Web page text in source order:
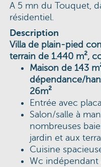
A 5 mn du Touquet,
résidentiel.
Description
Villa de plain-pied
terrain de 1.440 m²,
Maison de 143
dépendance/
26m²
Entrée avec
Salon/salle à
nombreuses
jardin et aux
Cuisine
Wc indépendant